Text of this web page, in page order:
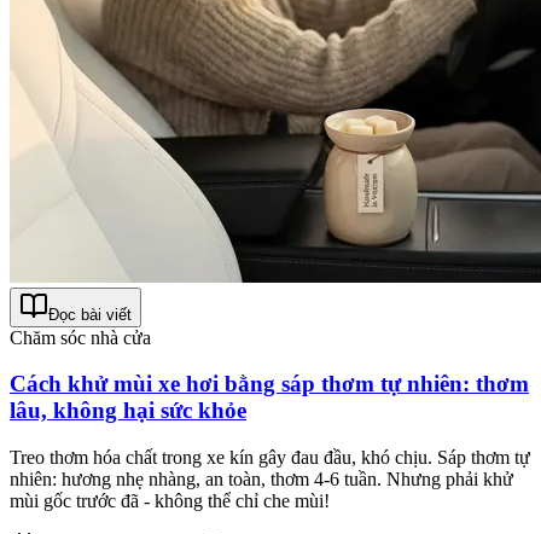
Đọc bài viết
Chăm sóc nhà cửa
Cách khử mùi xe hơi bằng sáp thơm tự nhiên: thơm
lâu, không hại sức khỏe
Treo thơm hóa chất trong xe kín gây đau đầu, khó chịu. Sáp thơm tự
nhiên: hương nhẹ nhàng, an toàn, thơm 4-6 tuần. Nhưng phải khử
mùi gốc trước đã - không thể chỉ che mùi!